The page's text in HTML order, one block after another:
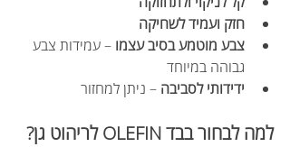
חזק ועמיד לשחיקה
צבע מוטמע בסיב עצמו – עמידות צבע
גבוהה במיוחד
ידידותי לסביבה – ניתן למחזור
למה לבחור בבד OLEFIN לריהוט גן?